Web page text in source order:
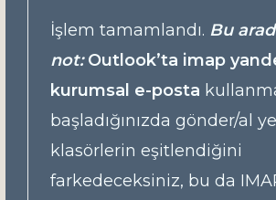
İşlem tamamlandı. Bu
not: Outlook’ta imap
kurumsal e-posta
başladığınızda gönder/al
klasörlerin eşitlendiğini
farkedeceksiniz, bu da